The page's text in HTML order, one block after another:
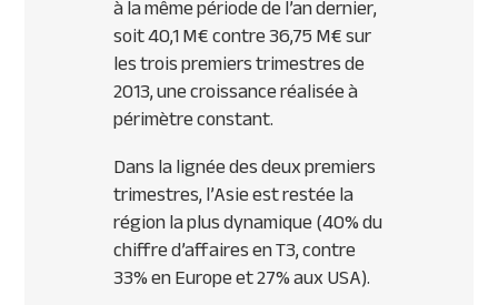
à la même période de l’an dernier,
soit 40,1 M€ contre 36,75 M€ sur
les trois premiers trimestres de
2013, une croissance réalisée à
périmètre constant.
Dans la lignée des deux premiers
trimestres, l’Asie est restée la
région la plus dynamique (40% du
chiffre d’affaires en T3, contre
33% en Europe et 27% auxUSA).